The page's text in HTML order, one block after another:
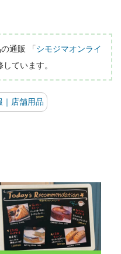
通販 「シモジマオンライ
ています。
｜店舗用品